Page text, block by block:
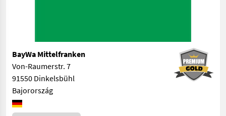
BayWa Mittelfranken
Von-Raumerstr. 7
91550 Dinkelsbühl
Bajorország